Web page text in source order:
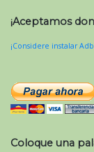
¡Aceptamos
¡Considere instalar
Coloque una